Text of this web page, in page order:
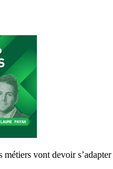
métiers vont devoir